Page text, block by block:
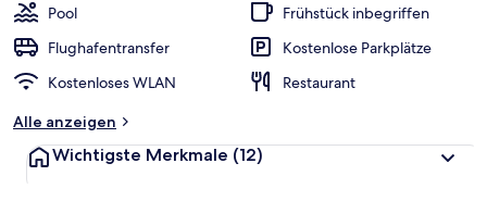
Pool
Frühstück inbegriffen
Flughafentransfer
Kostenlose Parkplätze
Kostenloses WLAN
Restaurant
Alle anzeigen
Wichtigste Merkmale (12)